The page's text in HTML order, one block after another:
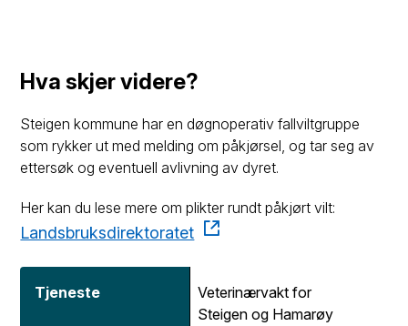
Hva skjer videre?
Steigen kommune har en døgnoperativ fallviltgruppe
som rykker ut med melding om påkjørsel, og tar seg av
ettersøk og eventuell avlivning av dyret.
Her kan du lese mere om plikter rundt påkjørt vilt:
Landsbruksdirektoratet
Tjeneste
Veterinærvakt for
Steigen og Hamarøy